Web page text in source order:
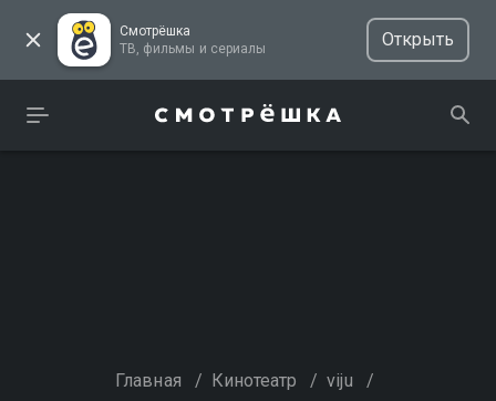
Смотрёшка
ТВ, фильмы и сериалы
Открыть
Главная / Кинотеатр / viju /